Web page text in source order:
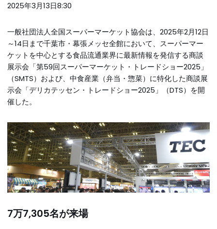
2025年3月13日8:30
一般社団法人全国スーパーマーケット協会は、2025年2月12日
～14日まで千葉市・幕張メッセ全館において、スーパーマー
ケットを中心とする食品流通業界に最新情報を発信する商談
展示会「第59回スーパーマーケット・トレードショー2025」
（SMTS）および、中食産業（弁当・惣菜）に特化した商談展
示会「デリカテッセン・トレードショー2025」（DTS）を開
催した。
7万7,305名が来場